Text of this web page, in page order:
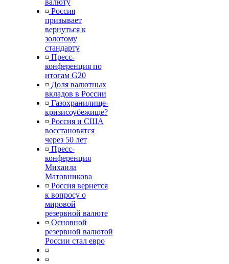
валюту
¤ Россия
призывает
вернуться к
золотому
стандарту
¤ Пресс-
конференция по
итогам G20
¤ Доля валютных
вкладов в России
¤ Газохранилище-
кризисоубежище?
¤ Россия и США
восстановятся
через 50 лет
¤ Пресс-
конференция
Михаила
Матовникова
¤ Россия вернется
к вопросу о
мировой
резервной валюте
¤ Основной
резервной валютой
России стал евро
¤
¤